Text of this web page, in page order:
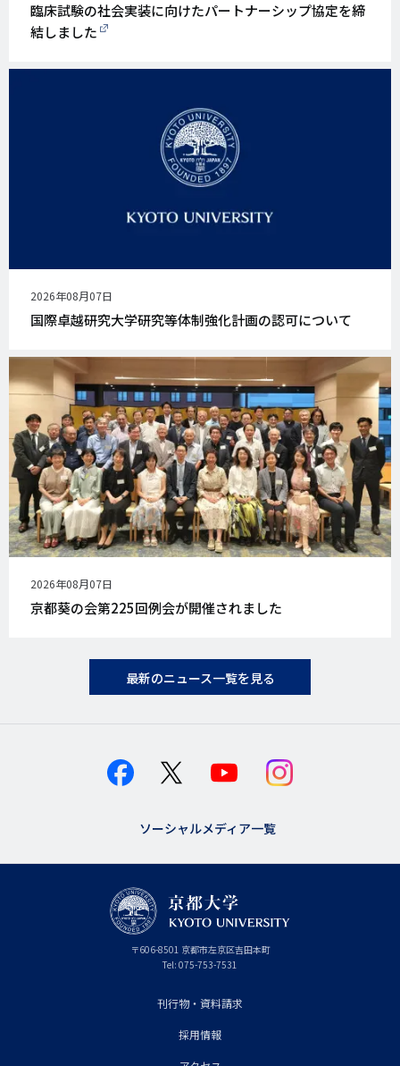
臨床試験の社会実装に向けたパートナーシップ協定を締
結しました
公
開
日
2026年08月07日
国際卓越研究大学研究等体制強化計画の認可について
公
開
日
2026年08月07日
京都葵の会第225回例会が開催されました
最新のニュース一覧を見る
ソーシャルメディア一覧
〒606-8501 京
都
府
京都市左京区吉田本町
Tel: 075-753-7531
刊行物・資料請求
採用情報